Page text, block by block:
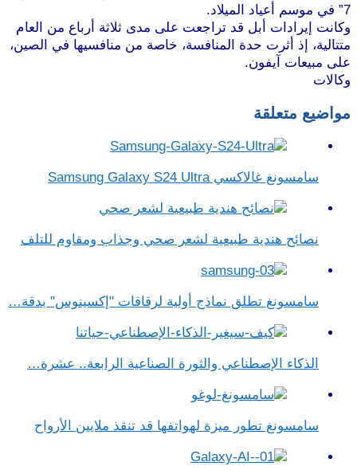
7” في موسم أعياد الميلاد.
وكانت إيرادات أبل قد تراجعت على مدى ثلاثة أرباع من العام
متتالية، إذ أثرت حدة المنافسة، خاصة من منافسيها في الصين،
على مبيعات آيفون.
وكالات
مواضيع متعلقة
سامسونغ غالاكسي Samsung Galaxy S24 Ultra
نصائح هندية طبيعية لشعر صحي وجذاب ومقاوم للتلف
سامسونغ تطلق نماذج أولية لرقاقات "إكسينوس" بدقة…
الذكاء الإصطناعي والثورة الصناعية الرابعة.. عشرة…
سامسونغ تطور ميزة لهواتفها قد تنقذ ملايين الأرواح